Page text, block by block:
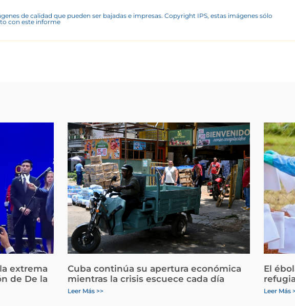
de calidad que pueden ser bajadas e impresas. Copyright IPS, estas imágenes sólo
con este informe
extrema
de De la
Cuba continúa su apertura económica
mientras la crisis escuece cada día
Leer Más >>
El
Leer Más